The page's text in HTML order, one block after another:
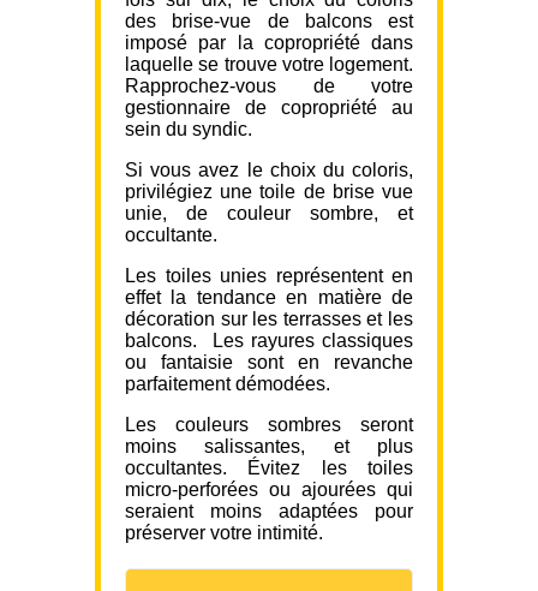
des brise-vue de balcons est
imposé par la copropriété dans
laquelle se trouve votre logement.
Rapprochez-vous de votre
gestionnaire de copropriété au
sein du syndic.
Si vous avez le choix du coloris,
privilégiez une toile de brise vue
unie, de couleur sombre, et
occultante.
Les toiles unies représentent en
effet la tendance en matière de
décoration sur les terrasses et les
balcons. Les rayures classiques
ou fantaisie sont en revanche
parfaitement démodées.
Les couleurs sombres seront
moins salissantes, et plus
occultantes. Évitez les toiles
micro-perforées ou ajourées qui
seraient moins adaptées pour
préserver votre intimité.